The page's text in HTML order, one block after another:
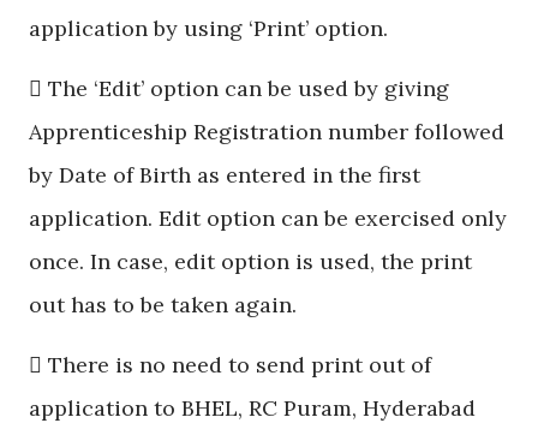
application by using ‘Print’ option.
 The ‘Edit’ option can be used by giving
Apprenticeship Registration number followed
by Date of Birth as entered in the first
application. Edit option can be exercised only
once. In case, edit option is used, the print
out has to be taken again.
 There is no need to send print out of
application to BHEL, RC Puram, Hyderabad